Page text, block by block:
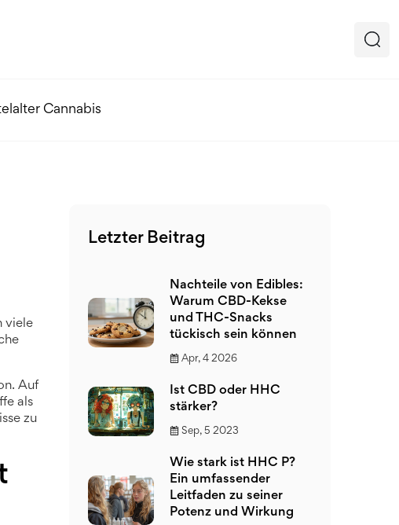
Cannabis
viele
Auf
als
zu
Letzter Beitrag
Nachteile von Edibles:
Warum CBD-Kekse
und THC-Snacks
tückisch sein können
Apr, 4 2026
Ist CBD oder HHC
stärker?
Sep, 5 2023
Wie stark ist HHC P?
Ein umfassender
Leitfaden zu seiner
Potenz und Wirkung